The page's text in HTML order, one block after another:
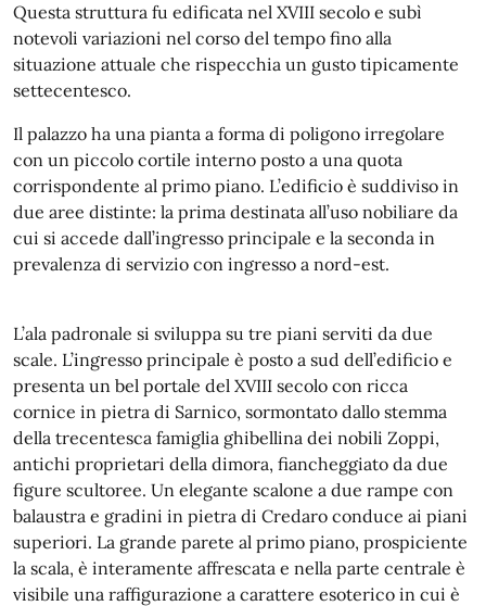
Questa struttura fu edificata nel XVIII secolo e subì
notevoli variazioni nel corso del tempo fino alla
situazione attuale che rispecchia un gusto tipicamente
settecentesco.
Il palazzo ha una pianta a forma di poligono irregolare
con un piccolo cortile interno posto a una quota
corrispondente al primo piano. L’edificio è suddiviso in
due aree distinte: la prima destinata all’uso nobiliare da
cui si accede dall’ingresso principale e la seconda in
prevalenza di servizio con ingresso a nord-est.
L’ala padronale si sviluppa su tre piani serviti da due
scale. L’ingresso principale è posto a sud dell’edificio e
presenta un bel portale del XVIII secolo con ricca
cornice in pietra di Sarnico, sormontato dallo stemma
della trecentesca famiglia ghibellina dei nobili Zoppi,
antichi proprietari della dimora, fiancheggiato da due
figure scultoree. Un elegante scalone a due rampe con
balaustra e gradini in pietra di Credaro conduce ai piani
superiori. La grande parete al primo piano, prospiciente
la scala, è interamente affrescata e nella parte centrale è
visibile una raffigurazione a carattere esoterico in cui è